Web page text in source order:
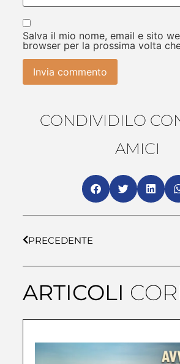
Salva il mio nome, email e sito
browser per la prossima volta
CONDIVIDILO
AMICI
PRECEDENTE
ARTICOLI